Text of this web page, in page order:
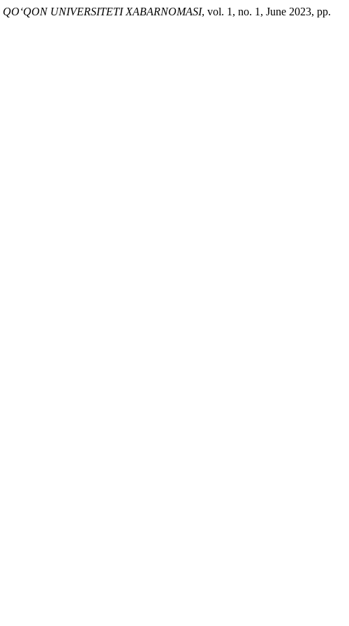
QO‘QON UNIVERSITETI XABARNOMASI, vol. 1, no. 1, June 2023, pp.